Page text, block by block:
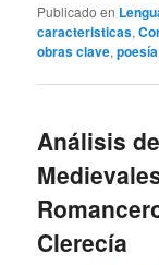
Publicado en
caracteristicas,
obras clave,
Análisis
Clerecía